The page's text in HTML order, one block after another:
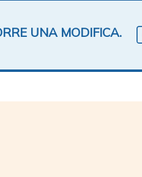
UNA MODIFICA.